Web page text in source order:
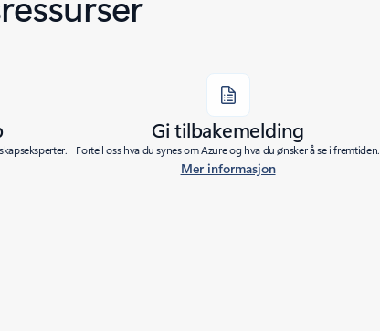
Gi tilbakemelding
Fortell oss hva du synes om Azure og hva du ønsker å se i fremtiden.
Mer informasjon